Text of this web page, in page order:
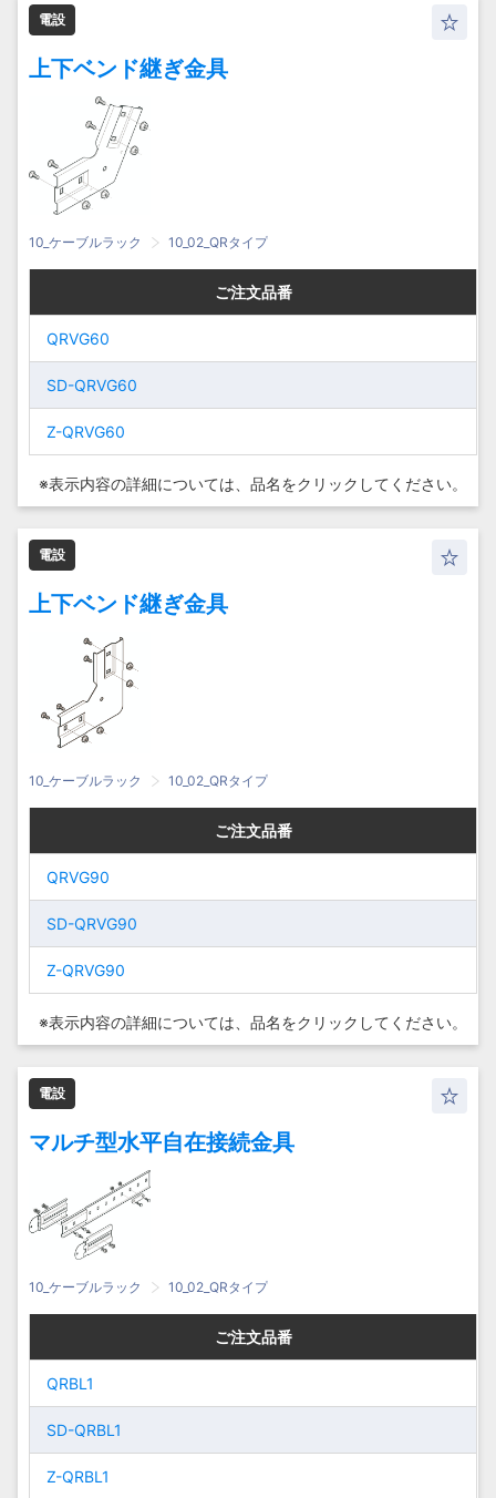
電設
上下ベンド継ぎ金具
10_ケーブルラック 10_02_QRタイプ
QRVG60
SD-
QRVG60
Z-
QRVG60
ご注文品番
QRVG60
SD-QRVG60
Z-QRVG60
QRVG60
SD-
QRVG60
Z-
QRVG60
ご注文品番
QRVG60
SD-QRVG60
Z-QRVG60
※表示内容の詳細については、 品名をクリックしてください。
電設
上下ベンド継ぎ金具
10_ケーブルラック 10_02_QRタイプ
QRVG90
SD-
QRVG90
Z-
QRVG90
ご注文品番
QRVG90
SD-QRVG90
Z-QRVG90
QRVG90
SD-
QRVG90
Z-
QRVG90
ご注文品番
QRVG90
SD-QRVG90
Z-QRVG90
※表示内容の詳細については、 品名をクリックしてください。
電設
マルチ型水平自在接続金具
10_ケーブルラック 10_02_QRタイプ
QRBL1
SD-QRBL1
Z-QRBL1
ご注文品番
QRBL1
SD-QRBL1
Z-QRBL1
QRBL1
SD-QRBL1
Z-QRBL1
ご注文品番
QRBL1
SD-QRBL1
Z-QRBL1